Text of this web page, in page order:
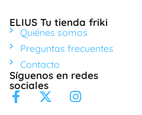
ELIUS Tu tienda friki
Quiénes somos
Preguntas frecuentes
Contacto
Síguenos en redes
sociales